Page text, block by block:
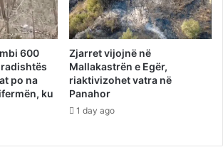
600
po na
ku
Zjarret vijojnë në
Mallakastrën e Egër,
riaktivizohet vatra në
Panahor
1 day ago